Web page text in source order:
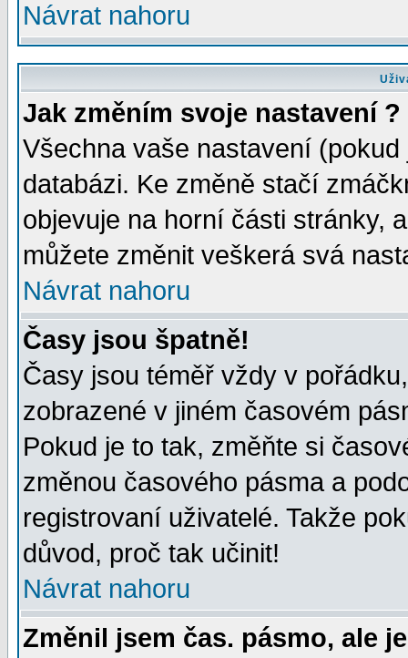
Návrat nahoru
Jak změním svoje nastavení ?
Všechna vaše nastavení
databázi. Ke změně stačí
objevuje na horní části stránky,
můžete změnit veškerá svá
Návrat nahoru
Časy jsou špatně!
Časy jsou téměř vždy v
zobrazené v jiném časovém
Pokud je to tak, změňte si
změnou časového pásma a
registrovaní uživatelé. Takže
důvod, proč tak učinit!
Návrat nahoru
Změnil jsem čas. pásmo, ale